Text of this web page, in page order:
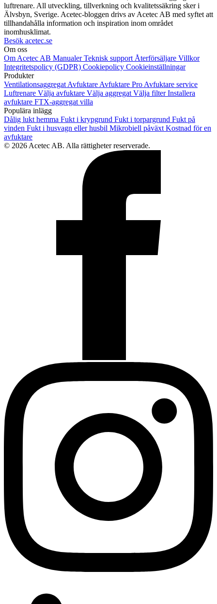
luftrenare. All utveckling, tillverkning och kvalitetssäkring sker i
Älvsbyn, Sverige. Acetec-bloggen drivs av Acetec AB med syftet att
tillhandahålla information och inspiration inom området
inomhusklimat.
Besök acetec.se
Om oss
Om Acetec AB ManualerTeknisk support Återförsäljare Villkor
Integritetspolicy (GDPR) Cookiepolicy Cookieinställningar
Produkter
Ventilationsaggregat Avfuktare Avfuktare Pro Avfuktare service
Luftrenare Välja avfuktare Välja aggregat Välja filterInstallera
avfuktare FTX-aggregat villa
Populära inlägg
Dålig lukt hemma Fukt i krypgrund Fukt i torpargrund Fukt på
vinden Fukt i husvagn eller husbil Mikrobiell påväxt Kostnad för en
avfuktare
© 2026 Acetec AB. Alla rättigheter reserverade.